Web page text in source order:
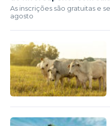
As inscrições são gratuitas e
agosto